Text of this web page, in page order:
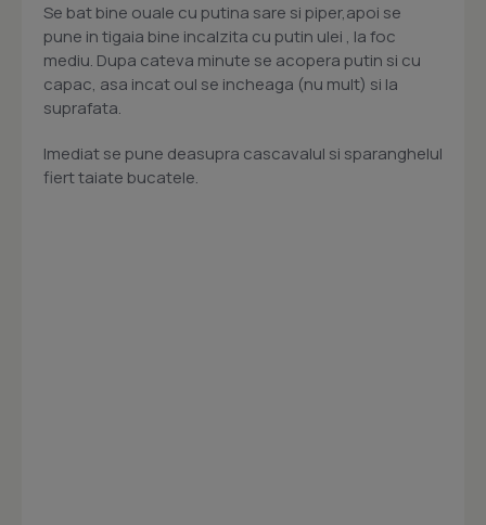
Se bat bine ouale cu putina sare si piper,apoi se
pune in tigaia bine incalzita cu putin ulei , la foc
mediu. Dupa cateva minute se acopera putin si cu
capac, asa incat oul se incheaga (nu mult) si la
suprafata.
Imediat se pune deasupra cascavalul si sparanghelul
fiert taiate bucatele.